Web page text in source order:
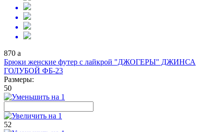
870 a
Брюки женские футер с лайкрой "ДЖОГЕРЫ" ДЖИНСА
ГОЛУБОЙ ФБ-23
Размеры:
50
52